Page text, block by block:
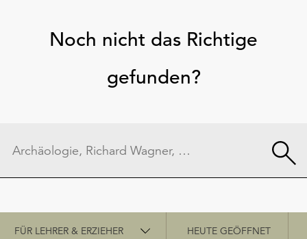
Noch nicht das Richtige
gefunden?
Schnellzugriff
FÜR LEHRER & ERZIEHER HEUTE GEÖFFNET